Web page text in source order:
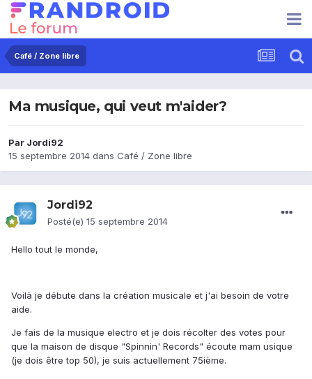
Café / Zone libre
Ma musique, qui veut m'aider?
Par Jordi92
15 septembre 2014 dans Café / Zone libre
Jordi92
Posté(e) 15 septembre 2014
Hello tout le monde,
Voilà je débute dans la création musicale et j'ai besoin de votre
aide.
Je fais de la musique electro et je dois récolter des votes pour
que la maison de disque "Spinnin' Records" écoute mam usique
(je dois être top 50), je suis actuellement 75ième.